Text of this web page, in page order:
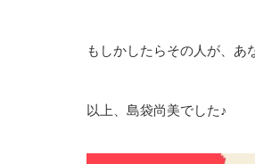
もしかしたらその人が、あ
以上、島袋尚美でした♪